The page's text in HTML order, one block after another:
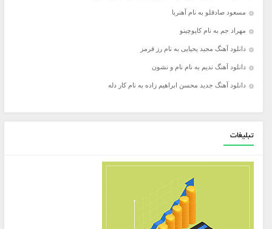
مسعود صادقلو به نام آهنربا
مهراد جم به نام کاپوچینو
دانلود آهنگ مجید یحیایی به نام رز قرمز
دانلود آهنگ ندیم به نام نام و نشون
دانلود آهنگ جدید محسن ابراهیم زاده به نام کار دله
تبلیغات